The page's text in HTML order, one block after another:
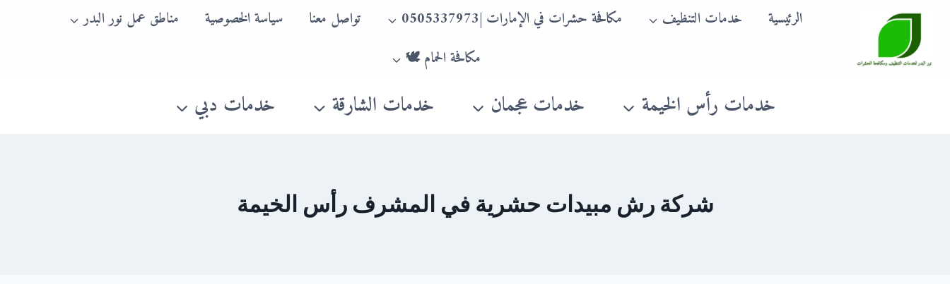
المحتوى
الرئيسية خدمات التنظيف مكافحة حشرات في الإمارات |0505337973 تواصل معنا سياسة الخصوصية
مناطق عمل نور البدر
مكافحة الحمام 🕊
خدمات رأس الخيمة خدمات عجمان خدمات الشارقة خدمات دبي
شركة رش مبيدات حشرية في المشرف رأس الخيمة